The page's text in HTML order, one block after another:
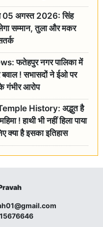
05 अगस्त 2026: सिंह
सम्मान, तुला और मकर
फतेहपुर नगर पालिका में
बवाल ! सभासदों ने ईओ पर
गंभीर आरोप
History: अद्भुत है
! हाथी भी नहीं हिला पाया
क्या है इसका इतिहास